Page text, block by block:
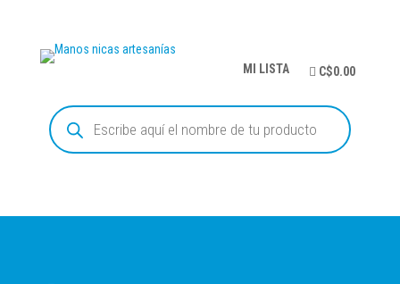
MI LISTA C$0.00
Búsqueda
de
productos